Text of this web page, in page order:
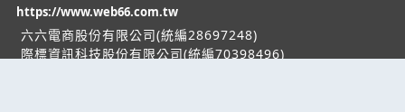
https://www.web66.com.tw
六六電商股份有限公司(統編28697248)
際標資訊科技股份有限公司(統編70398496)